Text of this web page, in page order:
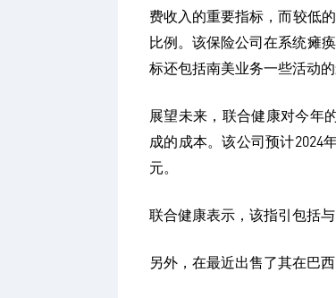
费收入的重要指标，‌而较低
比例。该保险公司在系统瘫
标还包括南美业务一些活动
展望未来，联合健康对今年
成的成本。该公司预计2024
元。
联合健康表示，该指引包括
另外，在最近出售了其在巴